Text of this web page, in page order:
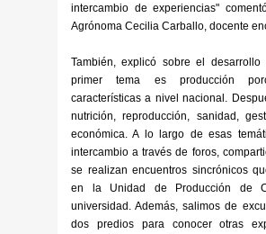
intercambio de experiencias"
Agrónoma Cecilia Carballo, docente
También, explicó sobre el desarrollo
primer tema es producción
características a nivel nacional.
nutrición, reproducción, sanidad,
económica. A lo largo de esas
intercambio a través de foros,
se realizan encuentros sincrónicos
en la Unidad de Producción de
universidad. Además, salimos de
dos predios para conocer otras